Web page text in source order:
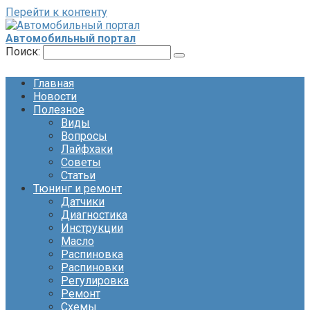
Перейти к контенту
Автомобильный портал
Поиск:
Главная
Новости
Полезное
Виды
Вопросы
Лайфхаки
Советы
Статьи
Тюнинг и ремонт
Датчики
Диагностика
Инструкции
Масло
Распиновка
Распиновки
Регулировка
Ремонт
Схемы